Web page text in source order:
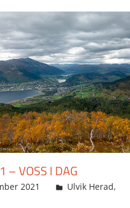
– VOSS I DAG
2021 Svein
Ulvik Herad,